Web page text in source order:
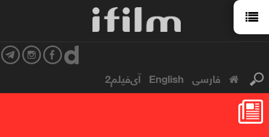
فارسی English آی‌فیلم2